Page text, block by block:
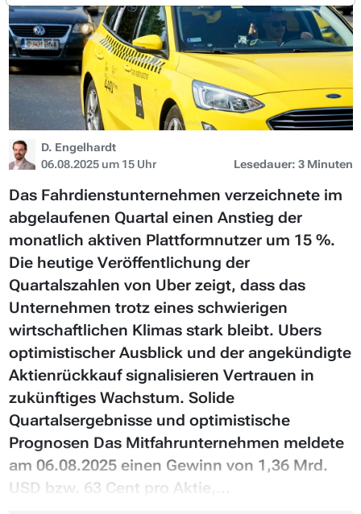
D. Engelhardt
06.08.2025 um 15 Uhr
Lesedauer: 3 Minuten
Das Fahrdienstunternehmen verzeichnete im
abgelaufenen Quartal einen Anstieg der
monatlich aktiven Plattformnutzer um 15 %.
Die heutige Veröffentlichung der
Quartalszahlen von Uber zeigt, dass das
Unternehmen trotz eines schwierigen
wirtschaftlichen Klimas stark bleibt. Ubers
optimistischer Ausblick und der angekündigte
Aktienrückkauf signalisieren Vertrauen in
zukünftiges Wachstum. Solide
Quartalsergebnisse und optimistische
Prognosen Das Mitfahrunternehmen meldete
am 06.08.2025 einen Gewinn von 1,36 Mrd.
USD bzw. 63 Cent pro Aktie,...